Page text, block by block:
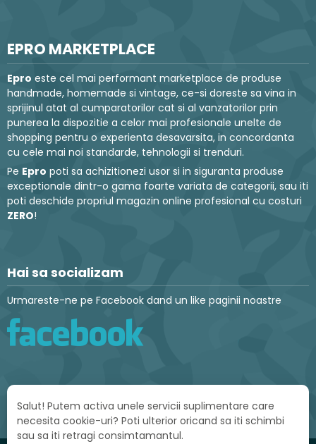
EPRO MARKETPLACE
Epro este cel mai performant marketplace de produse
handmade, homemade si vintage, ce-si doreste sa vina in
sprijinul atat al cumparatorilor cat si al vanzatorilor prin
punerea la dispozitie a celor mai profesionale unelte de
shopping pentru o experienta desavarsita, in concordanta
cu cele mai noi standarde, tehnologii si trenduri.
Pe Epro poti sa achizitionezi usor si in siguranta produse
exceptionale dintr-o gama foarte variata de categorii, sau iti
poti deschide propriul magazin online profesional cu costuri
ZERO!
Hai sa socializam
Urmareste-ne pe Facebook dand un like paginii noastre
Salut! Putem activa unele servicii suplimentare care
necesita cookie-uri? Poti ulterior oricand sa iti schimbi
sau sa iti retragi consimtamantul.